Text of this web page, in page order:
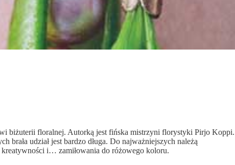
biżuterii floralnej. Autorką jest fińska mistrzyni florystyki Pirjo Koppi.
udział jest bardzo długa. Do najważniejszych należą
i… zamiłowania do różowego koloru.